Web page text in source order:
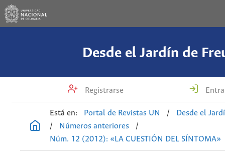
Desde el Jardín de
Registrarse
Está en: Portal de Revistas UN /
Desde el
/
Números anteriores
/
Núm. 12 (2012): «LA CUESTIÓN DEL SÍNTOMA»